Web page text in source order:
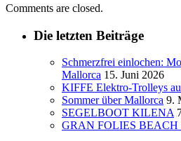
Comments are closed.
Die letzten Beiträge
Schmerzfrei einlochen:
Mallorca 15. Juni 2026
KIFFE Elektro-Trolleys
Sommer über Mallorca 9.
SEGELBOOT KILENA
GRAN FOLIES BEACH